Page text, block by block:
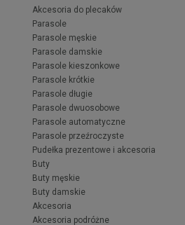
Akcesoria do plecaków
Parasole
Parasole męskie
Parasole damskie
Parasole kieszonkowe
Parasole krótkie
Parasole długie
Parasole dwuosobowe
Parasole automatyczne
Parasole przeźroczyste
Pudełka prezentowe i akcesoria
Buty
Buty męskie
Buty damskie
Akcesoria
Akcesoria podróżne